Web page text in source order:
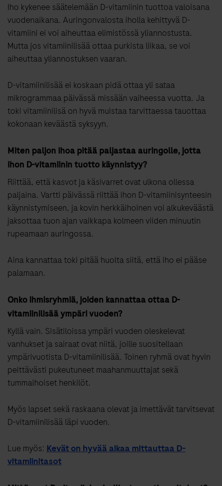
Iho kykenee säätelemään D-vitamiinin tuottoa valoisana
vuodenaikana. Auringonvalosta iholla kehittyvä D-
vitamiini ei voi aiheuttaa elimistössä yliannostusta.
Mutta jos vitamiinilisää ottaa purkista liikaa, se voi
aiheuttaa yliannostuksen vaaran.
D-vitamiinilisää ei koskaan pidä ottaa yli sataa
mikrogrammaa päivässä missään vaiheessa vuotta. Ja
toki vitamiinilisä on hyvä muistaa tarvittaessa tauottaa
kokonaan keväästä syksyyn.
Miten paljon ihoa pitää paljastaa auringolle, jotta
ihon D-vitamiinin tuotto käynnistyy?
Riittää, että kasvot ja käsivarret ovat ulkona ollessa
paljaina. Vartti päivässä riittää ihon D-vitamiinisynteesin
käynnistymiseen, ja kovin herkkäihoinen voi alkukeväästä
jaksottaa tuon ajan vaikkapa kolmeen viiden minuutin
rupeamaan auringossa.
Aina kannattaa toki pitää huolta siitä, että iho ei pääse
palamaan.
Onko ihmisryhmiä, joiden kannattaa ottaa D-
vitamiinilisää ympäri vuoden?
Kyllä vain. Sisätiloissa ympäri vuoden oleskelevat
vanhukset ja sairaat ovat niitä, joille suositellaan
ympärivuotista D-vitamiinilisää. Toinen ryhmä ovat hyvin
peittävästi pukeutuneet maahanmuuttajat sekä
tummaihoiset henkilöt.
Myös lapset sekä raskaana olevat ja imettävät tarvitsevat
D-vitamiinilisää läpi vuoden.
Lue myös: Kevät on hyvää aikaa mittauttaa D-
vitamiinitasot